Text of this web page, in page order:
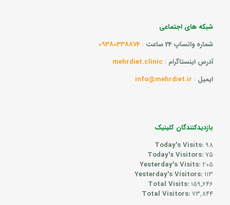
شبکه های اجتماعی
شماره واتساپ 24 ساعت
:
09380338874
آدرس اینستاگرام :
mehrdiet.clinic
ایمیل :
info@mehrdiet.ir
بازدیدکنندگان کلینیک
Today's Visits: 98
Today's Visitors:75
Yesterday's Visits:205
Yesterday's Visitors:113
Total Visits:159,646
Total Visitors:73,844